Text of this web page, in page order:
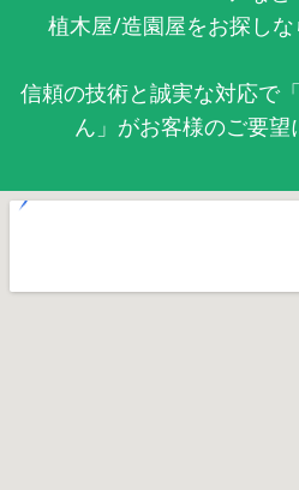
植木屋/造園屋をお探しな
信頼の技術と誠実な対応で
ん」がお客様のご要望